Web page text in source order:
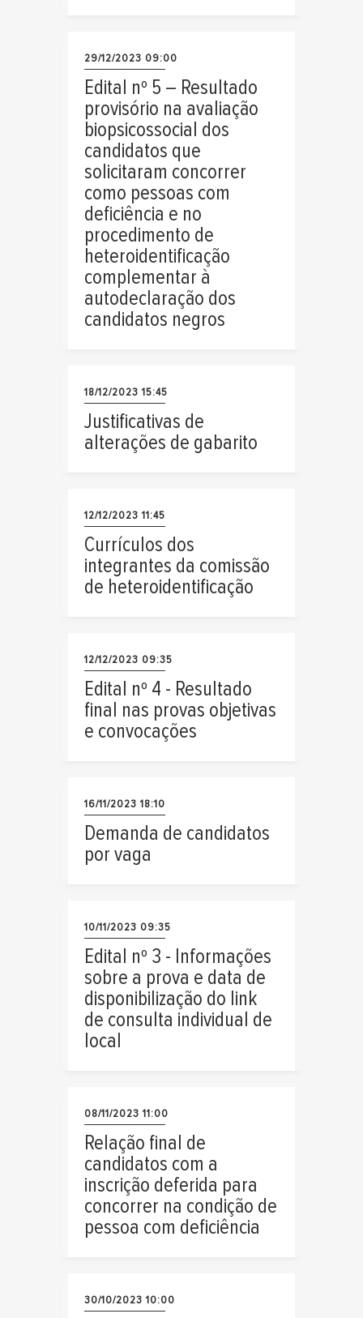
29/12/2023 09:00
Edital nº 5 – Resultado
provisório na avaliação
biopsicossocial dos
candidatos que
solicitaram concorrer
como pessoas com
deficiência e no
procedimento de
heteroidentificação
complementar à
autodeclaração dos
candidatos negros
18/12/2023 15:45
Justificativas de
alterações de gabarito
12/12/2023 11:45
Currículos dos
integrantes da comissão
de heteroidentificação
12/12/2023 09:35
Edital nº 4 - Resultado
final nas provas objetivas
e convocações
16/11/2023 18:10
Demanda de candidatos
por vaga
10/11/2023 09:35
Edital nº 3 - Informações
sobre a prova e data de
disponibilização do link
de consulta individual de
local
08/11/2023 11:00
Relação final de
candidatos com a
inscrição deferida para
concorrer na condição de
pessoa com deficiência
30/10/2023 10:00